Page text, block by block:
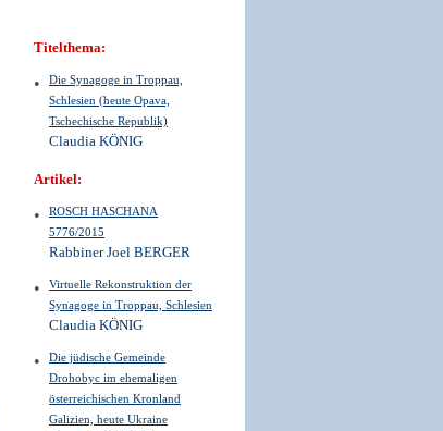
Titelthema:
Die Synagoge in Troppau,
Schlesien (heute Opava,
Tschechische Republik)
Claudia KÖNIG
Artikel:
ROSCH HASCHANA
5776/2015
Rabbiner Joel BERGER
Virtuelle Rekonstruktion der
Synagoge in Troppau, Schlesien
Claudia KÖNIG
Die jüdische Gemeinde
Drohobyc im ehemaligen
österreichischen Kronland
Galizien, heute Ukraine